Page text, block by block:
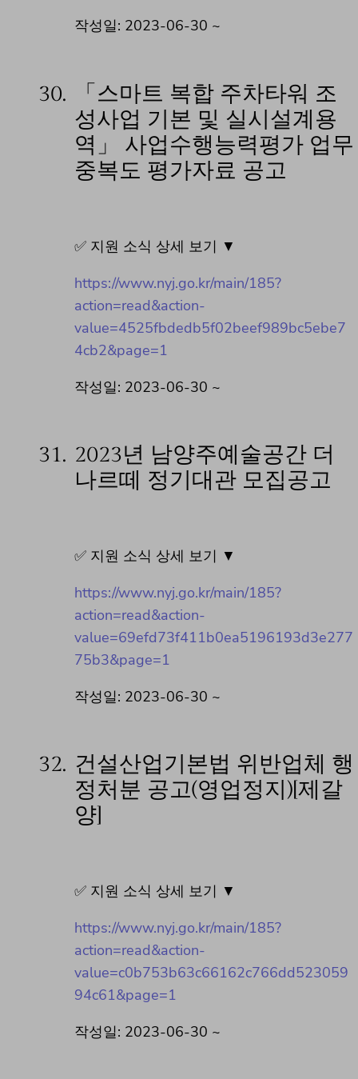
작성일: 2023-06-30 ~
30.
「스마트 복합 주차타워 조
성사업 기본 및 실시설계용
역」 사업수행능력평가 업무
중복도 평가자료 공고
✅ 지원 소식 상세 보기 ▼
https://www.nyj.go.kr/main/185?
action=read&action-
value=4525fbdedb5f02beef989bc5ebe7
4cb2&page=1
작성일: 2023-06-30 ~
31. 2023년 남양주예술공간 더
나르떼 정기대관 모집공고
✅ 지원 소식 상세 보기 ▼
https://www.nyj.go.kr/main/185?
action=read&action-
value=69efd73f411b0ea5196193d3e277
75b3&page=1
작성일: 2023-06-30 ~
32. 건설산업기본법 위반업체 행
정처분 공고(영업정지)[제갈
양]
✅ 지원 소식 상세 보기 ▼
https://www.nyj.go.kr/main/185?
action=read&action-
value=c0b753b63c66162c766dd523059
94c61&page=1
작성일: 2023-06-30 ~